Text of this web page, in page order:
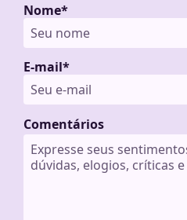
Comentários
Nome*
E-mail*